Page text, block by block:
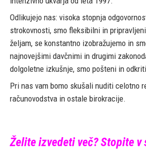
Odlikujejo nas: visoka stopnja
strokovnosti, smo fleksibilni in
željam, se konstantno izobražujemo in
najnovejšimi davčnimi in drugimi
dolgoletne izkušnje, smo pošteni in
Pri nas vam bomo skušali nuditi celotno
računovodstva in ostale birokracije.
Želite izvedeti več? Stopite v